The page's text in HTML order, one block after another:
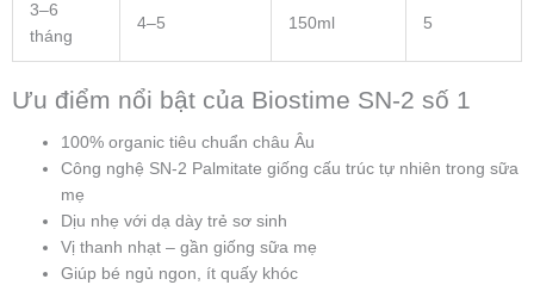
3–6
tháng
4–5 150ml 5
Ưu điểm nổi bật của Biostime SN-2 số 1
100% organic tiêu chuẩn châu Âu
Công nghệ SN-2 Palmitate giống cấu trúc tự nhiên trong sữa
mẹ
Dịu nhẹ với dạ dày trẻ sơ sinh
Vị thanh nhạt – gần giống sữa mẹ
Giúp bé ngủ ngon, ít quấy khóc